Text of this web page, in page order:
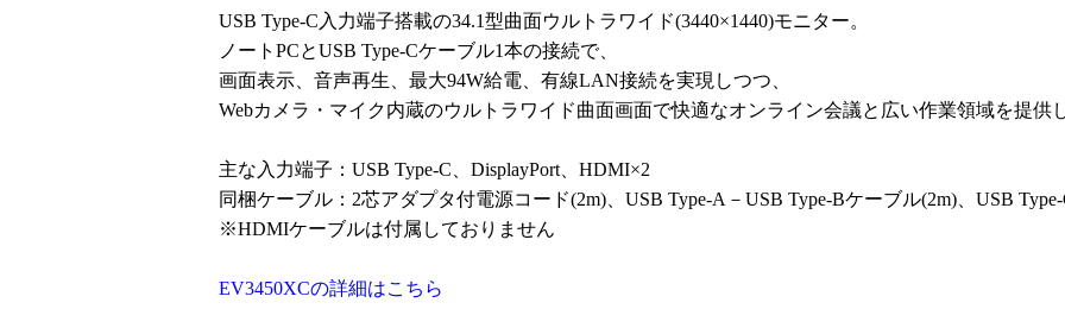
USB Type-C入力端子搭載の34.1型曲面ウルトラワイド(3440×1440)モニター。
ノートPCとUSB Type-Cケーブル1本の接続で、
画面表示、音声再生、最大94W給電、有線LAN接続を実現しつつ、
Webカメラ・マイク内蔵のウルトラワイド曲面画面で快適なオンライン会議と広い作業領域を提供
主な入力端子：USB Type-C、DisplayPort、HDMI×2
同梱ケーブル：2芯アダプタ付電源コード(2m)、USB Type-A－USB Type-Bケーブル(2m)、USB Type-
※HDMIケーブルは付属しておりません
EV3450XCの詳細はこちら